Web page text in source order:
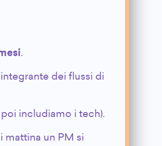
.
dei flussi di
includiamo i tech).
mattina un PM si